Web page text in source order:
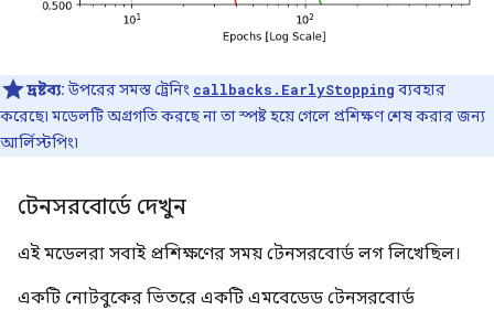
দ্রষ্টব্য: উপরের সমস্ত ট্রেনিং callbacks.EarlyStopping ব্যবহার
করেছে৷ মডেলটি অগ্রগতি করছে না তা স্পষ্ট হয়ে গেলে প্রশিক্ষণ শেষ করার জন্য
আর্লিস্টপিং৷
টেনসরবোর্ডে দেখুন
এই মডেলরা সবাই প্রশিক্ষণের সময় টেনসরবোর্ড লগ লিখেছিল।
একটি নোটবুকের ভিতরে একটি এমবেডেড টেনসরবোর্ড